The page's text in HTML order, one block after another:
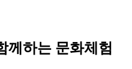
께하는 문화체험